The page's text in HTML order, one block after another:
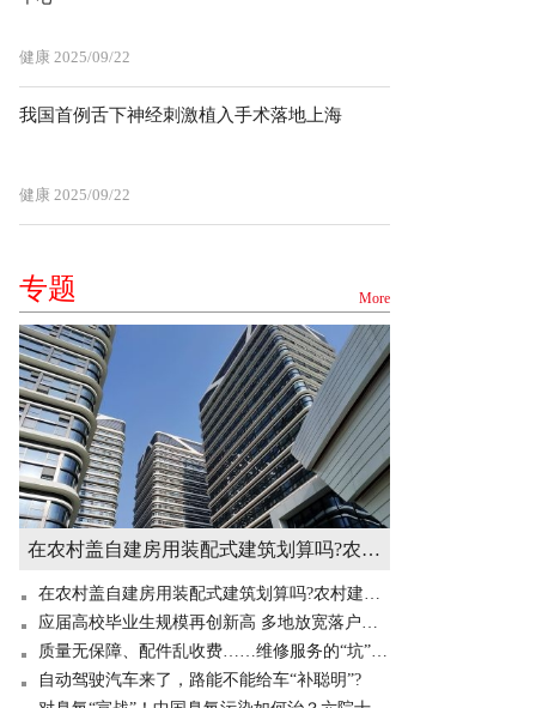
健康 2025/09/22
我国首例舌下神经刺激植入手术落地上海
健康 2025/09/22
专题 More
在农村盖自建房用装配式建筑划算吗?农村建造装配式房屋有补贴吗? 世界快讯
在农村盖自建房用装配式建筑划算吗?农村建造装配式房屋有补贴吗? 世界快讯
应届高校毕业生规模再创新高 多地放宽落户门槛“抢人”
质量无保障、配件乱收费……维修服务的“坑”你掉过吗？
自动驾驶汽车来了，路能不能给车“补聪明”?